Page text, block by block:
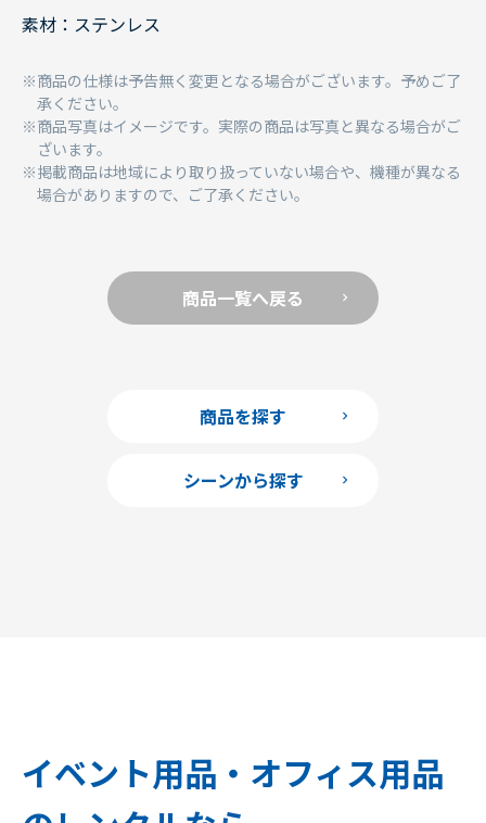
素材：ステンレス
商品の仕様は予告無く変更となる場合がございます。予めご了
承ください。
商品写真はイメージです。実際の商品は写真と異なる場合がご
ざいます。
掲載商品は地域により取り扱っていない場合や、機種が異なる
場合がありますので、ご了承ください。
商品一覧へ戻る
商品を探す
シーンから探す
イベント用品・オフィス用品